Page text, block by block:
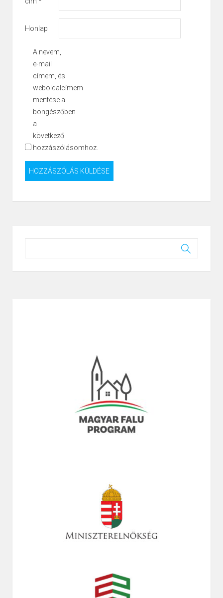
Honlap
A nevem,
e-mail
címem, és
weboldalcímem
mentése a
böngészőben
a
következő
hozzászólásomhoz.